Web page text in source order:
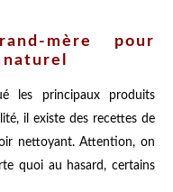
mère pour
les principaux produits
il existe des recettes de
nettoyant. Attention, on
quoi au hasard, certains